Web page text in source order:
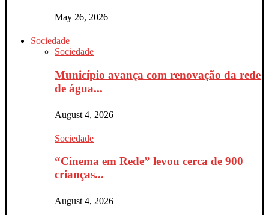
May 26, 2026
Sociedade
Sociedade
Município avança com renovação da rede
de água...
August 4, 2026
Sociedade
“Cinema em Rede” levou cerca de 900
crianças...
August 4, 2026